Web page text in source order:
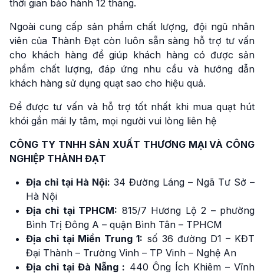
thời gian bảo hành 12 tháng.
Ngoài cung cấp sản phẩm chất lượng, đội ngũ nhân
viên của Thành Đạt còn luôn sẵn sàng hỗ trợ tư vấn
cho khách hàng để giúp khách hàng có được sản
phẩm chất lượng, đáp ứng nhu cầu và hướng dẫn
khách hàng sử dụng quạt sao cho hiệu quả.
Để được tư vấn và hỗ trợ tốt nhất khi mua quạt hút
khói gắn mái ly tâm, mọi người vui lòng liên hệ
CÔNG TY TNHH SẢN XUẤT THƯƠNG MẠI VÀ CÔNG
NGHIỆP THÀNH ĐẠT
Địa chỉ tại Hà Nội: 34 Đường Láng – Ngã Tư Sở –
Hà Nội
Địa chỉ tại TPHCM: 815/7 Hương Lộ 2 – phường
Bình Trị Đông A – quận Bình Tân – TPHCM
Địa chỉ tại Miền Trung 1: số 36 đường D1 – KĐT
Đại Thành – Trường Vinh – TP Vinh – Nghệ An
Địa chỉ tại Đà Nẵng : 440 Ông Ích Khiêm – Vĩnh